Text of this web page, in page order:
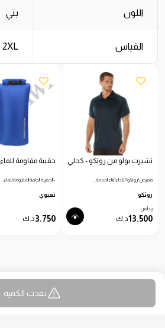
نفدت الكمية
اللون بني
القياس 2XL
تشيرت بولو من روثكو - كحلي
قميص "روثكو" للأداء أثناء الخدمة…
روثكو
يبدأ من
13.500د.ك
حقيبة مقاومة للماء
- الحقيبة الجافة المقاومة للماء…
تعبوي
3.750د.ك